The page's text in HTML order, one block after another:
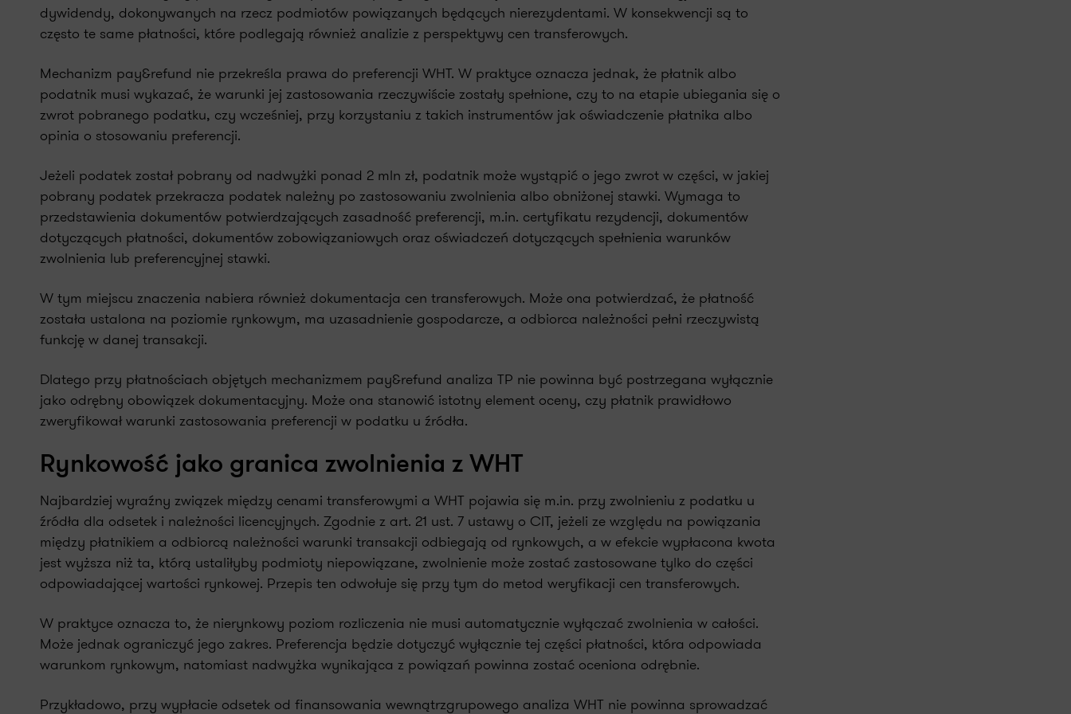
dywidendy, dokonywanych na rzecz podmiotów powiązanych będących nierezydentami. W konsekwencji są to
często te same płatności, które podlegają również analizie z perspektywy cen transferowych.
Mechanizm pay&refund nie przekreśla prawa do preferencji WHT. W praktyce oznacza jednak, że płatnik albo
podatnik musi wykazać, że warunki jej zastosowania rzeczywiście zostały spełnione, czy to na etapie ubiegania się o
zwrot pobranego podatku, czy wcześniej, przy korzystaniu z takich instrumentów jak oświadczenie płatnika albo
opinia o stosowaniu preferencji.
Jeżeli podatek został pobrany od nadwyżki ponad 2 mln zł, podatnik może wystąpić o jego zwrot w części, w jakiej
pobrany podatek przekracza podatek należny po zastosowaniu zwolnienia albo obniżonej stawki. Wymaga to
przedstawienia dokumentów potwierdzających zasadność preferencji, m.in. certyfikatu rezydencji, dokumentów
dotyczących płatności, dokumentów zobowiązaniowych oraz oświadczeń dotyczących spełnienia warunków
zwolnienia lub preferencyjnej stawki.
W tym miejscu znaczenia nabiera również dokumentacja cen transferowych. Może ona potwierdzać, że płatność
została ustalona na poziomie rynkowym, ma uzasadnienie gospodarcze, a odbiorca należności pełni rzeczywistą
funkcję w danej transakcji.
Dlatego przy płatnościach objętych mechanizmem pay&refund analiza TP nie powinna być postrzegana wyłącznie
jako odrębny obowiązek dokumentacyjny. Może ona stanowić istotny element oceny, czy płatnik prawidłowo
zweryfikował warunki zastosowania preferencji w podatku u źródła.
Rynkowość jako granica zwolnienia z WHT
Najbardziej wyraźny związek między cenami transferowymi a WHT pojawia się m.in. przy zwolnieniu z podatku u
źródła dla odsetek i należności licencyjnych. Zgodnie z art. 21 ust. 7 ustawy o CIT, jeżeli ze względu na powiązania
między płatnikiem a odbiorcą należności warunki transakcji odbiegają od rynkowych, a w efekcie wypłacona kwota
jest wyższa niż ta, którą ustaliłyby podmioty niepowiązane, zwolnienie może zostać zastosowane tylko do części
odpowiadającej wartości rynkowej. Przepis ten odwołuje się przy tym do metod weryfikacji cen transferowych.
W praktyce oznacza to, że nierynkowy poziom rozliczenia nie musi automatycznie wyłączać zwolnienia w całości.
Może jednak ograniczyć jego zakres. Preferencja będzie dotyczyć wyłącznie tej części płatności, która odpowiada
warunkom rynkowym, natomiast nadwyżka wynikająca z powiązań powinna zostać oceniona odrębnie.
Przykładowo, przy wypłacie odsetek od finansowania wewnątrzgrupowego analiza WHT nie powinna sprowadzać